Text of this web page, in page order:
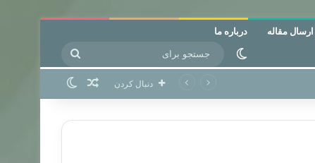
ارسال مقاله درباره ما
تغییر پوسته
برای دنبال کردن نوشته تصادفی